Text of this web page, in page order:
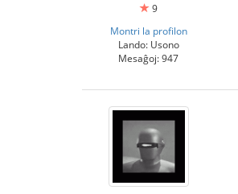
9
Montri la profilon
Lando: Usono
Mesaĝoj: 947